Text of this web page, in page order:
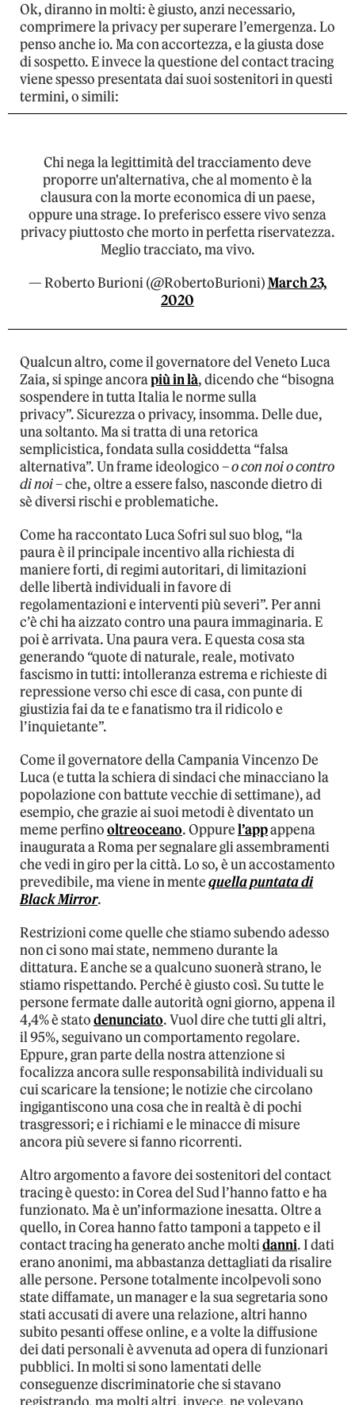
Ok, diranno in molti: è giusto, anzi necessario,
comprimere la privacy per superare l’emergenza. Lo
penso anche io. Ma con accortezza, e la giusta dose
di sospetto.E invece la questione del contact tracing
viene spesso presentata dai suoi sostenitori in questi
termini, o simili:
Chi nega la legittimità del tracciamento deve
proporre un'alternativa, che al momento è la
clausura con la morte economica di un paese,
oppure una strage. Io preferisco essere vivo senza
privacy piuttosto che morto in perfetta riservatezza.
Meglio tracciato, ma vivo.
— Roberto Burioni (@RobertoBurioni)March 23,
2020
Qualcun altro, come il governatore del Veneto Luca
Zaia, si spinge ancorapiù in là, dicendo che “bisogna
sospendere in tutta Italia le norme sulla
privacy”.Sicurezza o privacy, insomma. Delle due,
una soltanto. Ma si tratta di una retorica
semplicistica, fondata sulla cosiddetta “falsa
alternativa”. Un frame ideologico –o con noi o contro
di noi– che, oltre a essere falso, nasconde dietro di
sè diversi rischi e problematiche.
Come ha raccontato Luca Sofri sul suo blog, “la
paura è il principale incentivo alla richiesta di
maniere forti, di regimi autoritari, di limitazioni
delle libertà individuali in favore di
regolamentazioni e interventi più severi”. Per anni
c’è chi ha aizzato contro una paura immaginaria. E
poi è arrivata. Una paura vera. E questa cosa sta
generando “quote di naturale, reale, motivato
fascismo in tutti: intolleranza estrema e richieste di
repressione verso chi esce di casa, con punte di
giustizia fai da te e fanatismo tra il ridicolo e
l’inquietante”.
Come il governatore della Campania Vincenzo De
Luca (e tutta la schiera di sindaci che minacciano la
popolazione con battute vecchie di settimane), ad
esempio, che grazie ai suoi metodi è diventato un
meme perfinooltreoceano. Oppurel’appappena
inaugurata a Roma per segnalare gli assembramenti
che vedi in giro per la città. Lo so, è un accostamento
prevedibile, ma viene in mentequella puntata di
Black Mirror.
Restrizioni come quelle che stiamo subendo adesso
non ci sono mai state, nemmeno durante la
dittatura. E anche se a qualcuno suonerà strano, le
stiamo rispettando. Perché è giusto così. Su tutte le
persone fermate dalle autorità ogni giorno, appena il
4,4% è statodenunciato. Vuol dire che tutti gli altri,
il 95%, seguivano un comportamento regolare.
Eppure, gran parte della nostra attenzione si
focalizza ancora sulle responsabilità individuali su
cui scaricare la tensione; le notizie che circolano
ingigantiscono una cosa che in realtà è di pochi
trasgressori; e i richiami e le minacce di misure
ancora più severe si fanno ricorrenti.
Altro argomento a favore dei sostenitori del contact
tracing è questo: in Corea del Sud l’hanno fatto e ha
funzionato. Ma è un’informazione inesatta. Oltre a
quello, in Corea hanno fatto tamponi a tappeto e il
contact tracing ha generato anche moltidanni. I dati
erano anonimi, ma abbastanza dettagliati da risalire
alle persone. Persone totalmente incolpevoli sono
state diffamate, un manager e la sua segretaria sono
stati accusati di avere una relazione, altri hanno
subito pesanti offese online, e a volte la diffusione
dei dati personali è avvenuta ad opera di funzionari
pubblici. In molti si sono lamentati delle
conseguenze discriminatorie che si stavano